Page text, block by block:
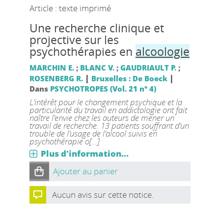
Article : texte imprimé
Une recherche clinique et
projective sur les
psychothérapies en alcoologie
MARCHIN E.; BLANC V.; GAUDRIAULT P.;
ROSENBERG R. | Bruxelles : De Boeck|
Dans PSYCHOTROPES (Vol. 21 n° 4)
L’intérêt pour le changement psychique et la
particularité du travail en addictologie ont fait
naître l’envie chez les auteurs de mener un
travail de recherche. 13 patients souffrant d’un
trouble de l’usage de l’alcool suivis en
psychothérapie o[...]
Plus d'information...
Ajouter au panier
Aucun avis sur cette notice.